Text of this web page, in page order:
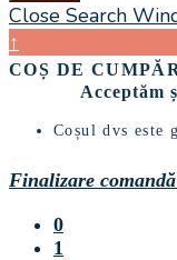
Close Search
↑
COȘ DE
Acceptăm
Coșul dvs este
Finalizare comandă
0
1